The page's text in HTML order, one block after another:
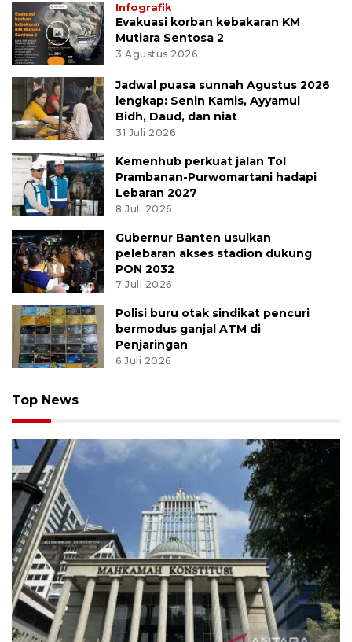
Infografik
Evakuasi korban kebakaran KM
Mutiara Sentosa 2
3 Agustus 2026
Jadwal puasa sunnah Agustus 2026
lengkap: Senin Kamis, Ayyamul
Bidh, Daud, dan niat
31 Juli 2026
Kemenhub perkuat jalan Tol
Prambanan-Purwomartani hadapi
Lebaran 2027
8 Juli 2026
Gubernur Banten usulkan
pelebaran akses stadion dukung
PON 2032
7 Juli 2026
Polisi buru otak sindikat pencuri
bermodus ganjal ATM di
Penjaringan
6 Juli 2026
Top News